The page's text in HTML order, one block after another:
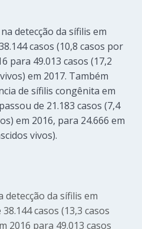
detecção da sífilis em
casos (10,8 casos por
para 49.013 casos (17,2
em 2017. Também
de sífilis congênita em
de 21.183 casos (7,4
em 2016, para 24.666 em
vivos).
da sífilis em
casos (13,3 casos
2016 para 49.013 casos